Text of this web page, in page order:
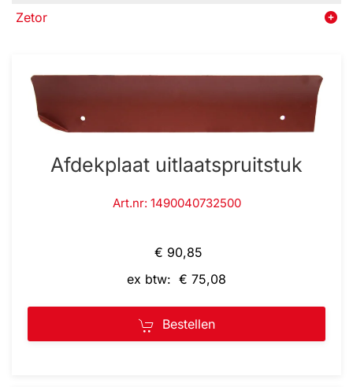
Zetor
Afdekplaat uitlaatspruitstuk
Art.nr: 1490040732500
€ 90,85
ex btw: € 75,08
Bestellen